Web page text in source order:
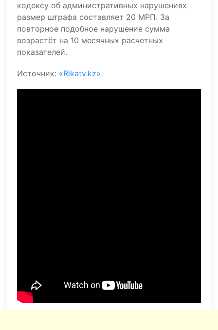
кодексу об административных нарушениях
размер штрафа составляет 20 МРП. За
повторное подобное нарушение сумма
возрастёт на 10 месячных расчетных
показателей.
Источник: «Rikatv.kz»